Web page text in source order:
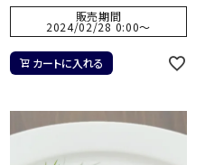
販売期間
2024/02/28 0:00〜
カートに入れる